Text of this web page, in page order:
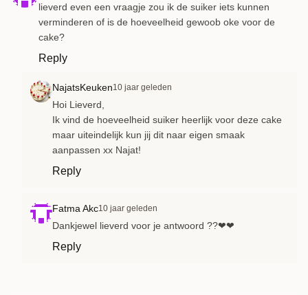
lieverd even een vraagje zou ik de suiker iets kunnen
verminderen of is de hoeveelheid gewoob oke voor de
cake?
Reply
NajatsKeuken10 jaar geleden
Hoi Lieverd,
Ik vind de hoeveelheid suiker heerlijk voor deze cake
maar uiteindelijk kun jij dit naar eigen smaak
aanpassen xx Najat!
Reply
Fatma Akc10 jaar geleden
Dankjewel lieverd voor je antwoord ??❤❤
Reply